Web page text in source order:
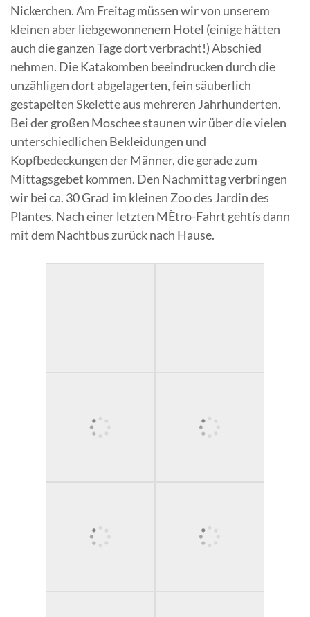
Nickerchen. Am Freitag müssen wir von unserem
kleinen aber liebgewonnenem Hotel (einige hätten
auch die ganzen Tage dort verbracht!) Abschied
nehmen. Die Katakomben beeindrucken durch die
unzähligen dort abgelagerten, fein säuberlich
gestapelten Skelette aus mehreren Jahrhunderten.
Bei der großen Moschee staunen wir über die vielen
unterschiedlichen Bekleidungen und
Kopfbedeckungen der Männer, die gerade zum
Mittagsgebet kommen. Den Nachmittag verbringen
wir bei ca. 30 Grad im kleinen Zoo des Jardin des
Plantes. Nach einer letzten MÈtro-Fahrt gehtís dann
mit dem Nachtbus zurück nach Hause.